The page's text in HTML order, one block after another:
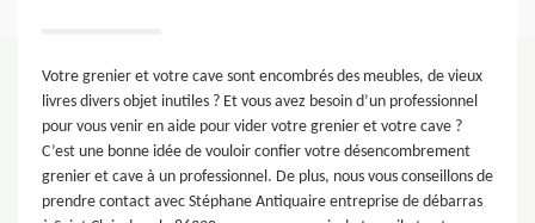
Votre grenier et votre cave sont encombrés des meubles, de vieux
livres divers objet inutiles ? Et vous avez besoin d’un professionnel
pour vous venir en aide pour vider votre grenier et votre cave ?
C’est une bonne idée de vouloir confier votre désencombrement
grenier et cave à un professionnel. De plus, nous vous conseillons de
prendre contact avec Stéphane Antiquaire entreprise de débarras